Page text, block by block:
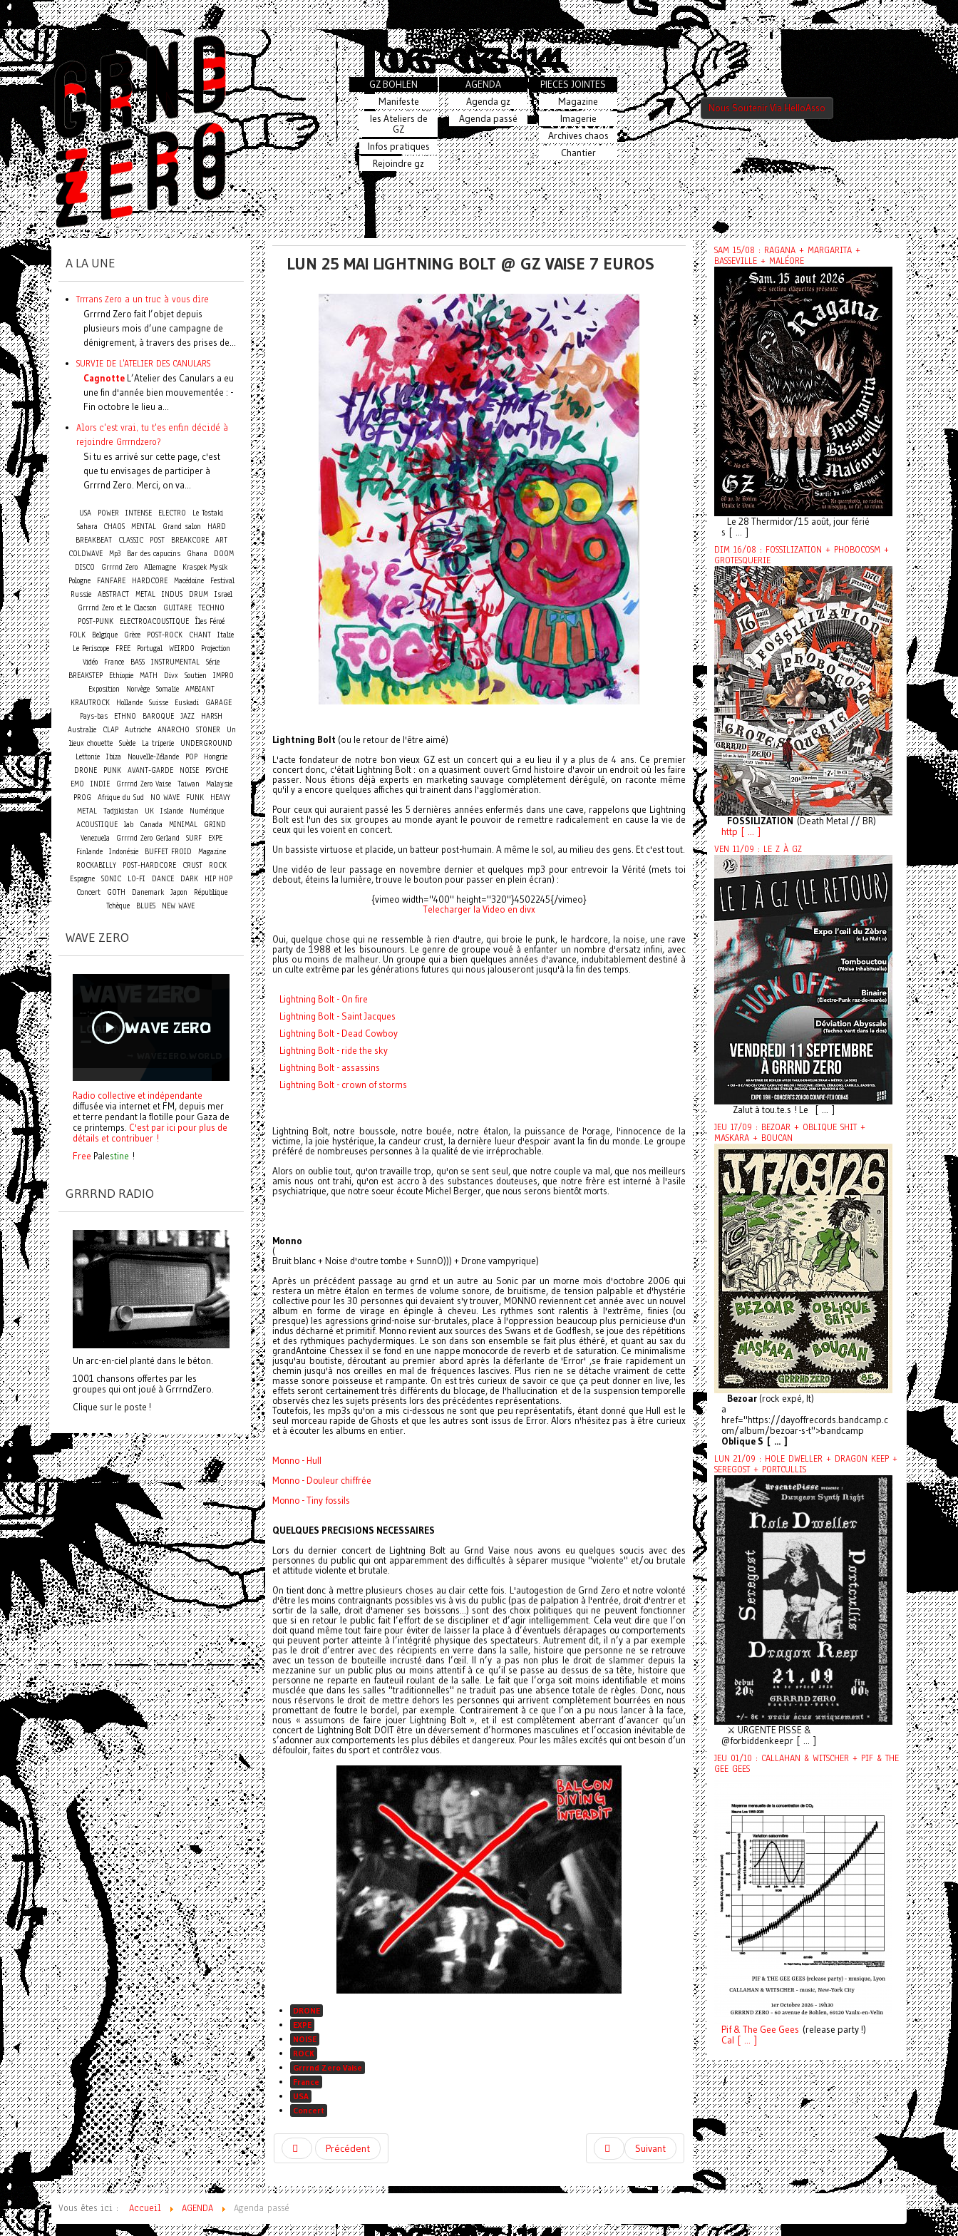
GZ BOHLEN
Manifeste
les Ateliers de
GZ
Infos pratiques
Rejoindre gz
AGENDA
Agenda gz
Agenda passé
PIECES JOINTES
Magazine
Imagerie
Archives chaos
Chantier
Nous Soutenir Via HelloAsso
LUN 25 MAI LIGHTNING BOLT @ GZ VAISE 7 EUROS
Lightning Bolt (ou le retour de l'être aimé)
L'acte fondateur de notre bon vieux GZ est un concert qui a eu lieu il y a plus de 4 ans. Ce premier
concert donc, c'était Lightning Bolt : on a quasiment ouvert Grnd histoire d'avoir un endroit où les faire
passer. Nous étions déjà experts en marketing sauvage complètement dérégulé, on raconte même
qu'il y a encore quelques affiches qui trainent dans l'agglomération.
Pour ceux qui auraient passé les 5 dernières années enfermés dans une cave, rappelons que Lightning
Bolt est l'un des six groupes au monde ayant le pouvoir de remettre radicalement en cause la vie de
ceux qui les voient en concert.
Un bassiste virtuose et placide, un batteur post-humain. A même le sol, au milieu des gens. Et c'est tout.
Une vidéo de leur passage en novembre dernier et quelques mp3 pour entrevoir la Vérité (mets toi
debout, éteins la lumière, trouve le bouton pour passer en plein écran) :
{vimeo width="400" height="320"}4502245{/vimeo}
Telecharger la Video en divx
Oui, quelque chose qui ne ressemble à rien d'autre, qui broie le punk, le hardcore, la noise, une rave
party de 1988 et les bisounours. Le genre de groupe voué à enfanter un nombre d'ersatz infini, avec
plus ou moins de malheur. Un groupe qui a bien quelques années d'avance, indubitablement destiné à
un culte extrême par les générations futures qui nous jalouseront jusqu'à la fin des temps.
Lightning Bolt - On fire
Lightning Bolt - Saint Jacques
Lightning Bolt - Dead Cowboy
Lightning Bolt - ride the sky
Lightning Bolt - assassins
Lightning Bolt - crown of storms
Lightning Bolt, notre boussole, notre bouée, notre étalon, la puissance de l'orage, l'innocence de la
victime, la joie hystérique, la candeur crust, la dernière lueur d'espoir avant la fin du monde. Le groupe
préféré de nombreuses personnes à la qualité de vie irréprochable.
Alors on oublie tout, qu'on travaille trop, qu'on se sent seul, que notre couple va mal, que nos meilleurs
amis nous ont trahi, qu'on est accro à des substances douteuses, que notre frère est interné à l'asile
psychiatrique, que notre soeur écoute Michel Berger, que nous serons bientôt morts.
Monno
(
Bruit blanc + Noise d'outre tombe + SunnO))) + Drone vampyrique)
Après un précédent passage au grnd et un autre au Sonic par un morne mois d'octobre 2006 qui
restera un mètre étalon en termes de volume sonore, de bruitisme, de tension palpable et d'hystérie
collective pour les 30 personnes qui devaient s'y trouver, MONNO reviennent cet année avec un nouvel
album en forme de virage en épingle à cheveu. Les rythmes sont ralentis à l'extrême, finies (ou
presque) les agressions grind-noise sur-brutales, place à l'oppression beaucoup plus pernicieuse d'un
indus décharné et primitif. Monno revient aux sources des Swans et de Godflesh, se joue des répétitions
et des rythmiques pachydermiques. Le son dans son ensemble se fait plus éthéré, et quant au sax du
grandAntoine Chessex il se fond en une nappe monocorde de reverb et de saturation. Ce minimalisme
jusqu'au boutiste, déroutant au premier abord après la déferlante de 'Error' ,se fraie rapidement un
chemin jusqu'à nos oreilles en mal de fréquences lascives. Plus rien ne se détache vraiment de cette
masse sonore poisseuse et rampante. On est très curieux de savoir ce que ça peut donner en live, les
effets seront certainement très différents du blocage, de l'hallucination et de la suspension temporelle
observés chez les sujets présents lors des précédentes représentations.
Toutefois, les mp3s qu'on a mis ci-dessous ne sont que peu représentatifs, étant donné que Hull est le
seul morceau rapide de Ghosts et que les autres sont issus de Error. Alors n'hésitez pas à être curieux
et à écouter les albums en entier.
Monno - Hull
Monno - Douleur chiffrée
Monno - Tiny fossils
QUELQUES PRECISIONS NECESSAIRES
Lors du dernier concert de Lightning Bolt au Grnd Vaise nous avons eu quelques soucis avec des
personnes du public qui ont apparemment des difficultés à séparer musique "violente" et/ou brutale
et attitude violente et brutale.
On tient donc à mettre plusieurs choses au clair cette fois. L'autogestion de Grnd Zero et notre volonté
d'être les moins contraignants possibles vis à vis du public (pas de palpation à l'entrée, droit d'entrer et
sortir de la salle, droit d'amener ses boissons...) sont des choix politiques qui ne peuvent fonctionner
que si en retour le public fait l’effort de se discipliner et d’agir intelligemment. Cela veut dire que l’on
doit quand même tout faire pour éviter de laisser la place à d’éventuels dérapages ou comportements
qui peuvent porter atteinte à l’intégrité physique des spectateurs. Autrement dit, il n’y a par exemple
pas le droit d’entrer avec des récipients en verre dans la salle, histoire que personne ne se retrouve
avec un tesson de bouteille incrusté dans l’œil. Il n’y a pas non plus le droit de slammer depuis la
mezzanine sur un public plus ou moins attentif à ce qu’il se passe au dessus de sa tête, histoire que
personne ne reparte en fauteuil roulant de la salle. Le fait que l’orga soit moins identifiable et moins
musclée que dans les salles "traditionnelles" ne traduit pas une absence totale de règles. Donc, nous
nous réservons le droit de mettre dehors les personnes qui arrivent complètement bourrées en nous
promettant de foutre le bordel, par exemple. Contrairement à ce que l’on a pu nous lancer à la face,
nous « assumons de faire jouer Lightning Bolt », et il est complètement aberrant d’avancer qu’un
concert de Lightning Bolt DOIT être un déversement d’hormones masculines et l’occasion inévitable de
s’adonner aux comportements les plus débiles et dangereux. Pour les mâles excités qui ont besoin d’un
défouloir, faites du sport et contrôlez vous.
DRONE
EXPE
NOISE
ROCK
Grrrnd Zero Vaise
France
USA
Concert
Précédent Suivant
A LA UNE
Trrrans Zero a un truc à vous dire
Grrrnd Zero fait l’objet depuis
plusieurs mois d’une campagne de
dénigrement, à travers des prises de...
SURVIE DE L'ATELIER DES CANULARS
Cagnotte L’Atelier des Canulars a eu
une fin d'année bien mouvementée : -
Fin octobre le lieu a...
Alors c'est vrai, tu t'es enfin décidé à
rejoindre Grrrndzero?
Si tu es arrivé sur cette page, c'est
que tu envisages de participer à
Grrrnd Zero. Merci, on va...
USA POWER INTENSE ELECTRO
Le Tostaki
Sahara
CHAOS MENTAL Grand salon
HARD
BREAKBEAT
CLASSIC POST BREAKCORE
ART
COLDWAVE Mp3 Bar des capucins Ghana
DOOM
DISCO
Grrrnd Zero Allemagne
Kraspek Mysik
Pologne
FANFARE HARDCORE Macédoine
Festival
Russie
ABSTRACT METAL INDUS DRUM
Israel
Grrrnd Zero et le Clacson
GUITARE TECHNO
POST-PUNK
ELECTROACOUSTIQUE Îles Féroé
FOLK
Belgique Grèce POST-ROCK CHANT
Italie
Le Periscope
FREE Portugal WEIRDO
Projection
Vidéo
France BASS INSTRUMENTAL Série
BREAKSTEP
Ethiopie MATH Divx Soutien
IMPRO
Exposition
Norvège Somalie
AMBIANT
KRAUTROCK
Hollande Suisse Euskadi
GARAGE
Pays-bas
ETHNO BAROQUE JAZZ
HARSH
Australie
CLAP Autriche ANARCHO STONER
Un
lieux chouette
Suède La triperie
UNDERGROUND
Lettonie
Ibiza Nouvelle-Zélande POP
Hongrie
DRONE
PUNK AVANT-GARDE NOISE
PSYCHE
EMO
INDIE Grrrnd Zero Vaise Taiwan
Malaysie
PROG
Afrique du Sud NO WAVE FUNK
HEAVY
METAL Tadjikistan UK Islande
Numérique
ACOUSTIQUE lab Canada MINIMAL
GRIND
Venezuela
Grrrnd Zero Gerland SURF
EXPE
Finlande Indonésie BUFFET FROID
Magazine
ROCKABILLY
POST-HARDCORE CRUST
ROCK
Espagne SONIC LO-FI DANCE DARK HIP HOP
Concert GOTH Danemark Japon
République
Tchèque
BLUES NEW WAVE
WAVE ZERO
Radio collective et indépendante
diffusée via internet et FM, depuis mer
et terre pendant la flotille pour Gaza de
ce printemps. C'est par ici pour plus de
détails et contribuer !
Free Palestine !
GRRRND RADIO
Un arc-en-ciel planté dans le béton.
1001 chansons offertes par les
groupes qui ont joué à GrrrndZero.
Clique sur le poste !
SAM 15/08 : RAGANA + MARGARITA +
BASSEVILLE + MALÉORE
Le 28 Thermidor/15 août, jour férié
s [ ... ]
DIM 16/08 : FOSSILIZATION + PHOBOCOSM +
GROTESQUERIE
FOSSILIZATION (Death Metal // BR)
http [ ... ]
VEN 11/09 : LE Z À GZ
Zalut à tou.te.s ! Le [ ... ]
JEU 17/09 : BEZOAR + OBLIQUE SHIT +
MASKARA + BOUCAN
Bezoar (rock expé, It)
a
href="https://dayoffrecords.bandcamp.c
om/album/bezoar-s-t">bandcamp
Oblique S [ ... ]
LUN 21/09 : HOLE DWELLER + DRAGON KEEP +
SEREGOST + PORTCULLIS
⚔️ URGENTE PISSE &
@forbiddenkeepr [ ... ]
JEU 01/10 : CALLAHAN & WITSCHER + PIF & THE
GEE GEES
Pif& The Gee Gees (release party !)
Cal [ ... ]
Vous êtes ici : Accueil AGENDA Agenda passé